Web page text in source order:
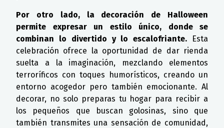
Por otro lado, la decoración de Halloween
permite expresar un estilo único, donde se
combinan lo divertido y lo escalofriante. Esta
celebración ofrece la oportunidad de dar rienda
suelta a la imaginación, mezclando elementos
terroríficos con toques humorísticos, creando un
entorno acogedor pero también emocionante. Al
decorar, no solo preparas tu hogar para recibir a
los pequeños que buscan golosinas, sino que
también transmites una sensación de comunidad,